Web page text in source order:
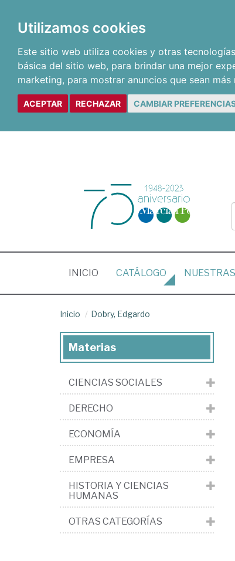
Utilizamos cookies
Este sitio web utiliza cookies y otras
básica del sitio web, para brindar una mejor
marketing, para mostrar anuncios que sean
ACEPTAR RECHAZAR CAMBIAR
INICIO (CURRENT)
CATÁLOGO NUESTRAS
Inicio Dobry, Edgardo
Materias
CIENCIAS SOCIALES
DERECHO
ECONOMÍA
EMPRESA
HISTORIA Y CIENCIAS
HUMANAS
OTRAS CATEGORÍAS